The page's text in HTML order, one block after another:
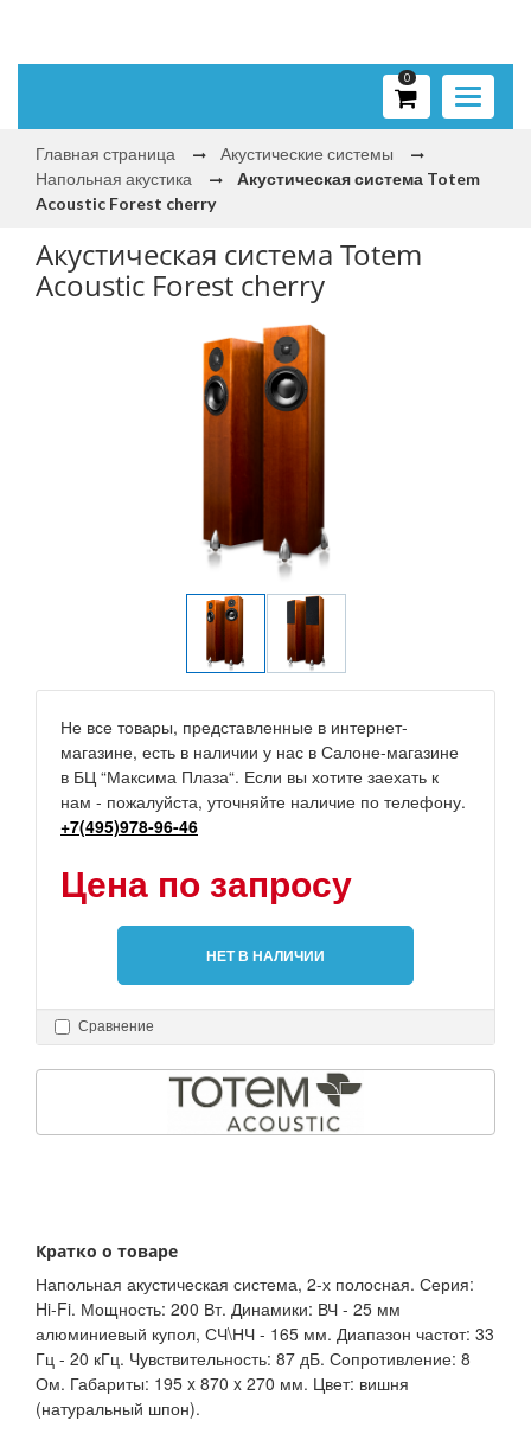
Toggle
0
Главная страница
Акустические системы
Напольная акустика
Акустическая система Totem
Acoustic Forest cherry
Акустическая система Totem
Acoustic Forest cherry
Не все товары, представленные в интернет-
магазине, есть в наличии у нас в Салоне-магазине
в БЦ “Максима Плаза“. Если вы хотите заехать к
нам - пожалуйста, уточняйте наличие по телефону.
+7(495)978-96-46
Цена по запросу
НЕТ В НАЛИЧИИ
Сравнение
Кратко о товаре
Напольная акустическая система, 2-х полосная. Серия:
Hi-Fi. Мощность: 200 Вт. Динамики: ВЧ - 25 мм
алюминиевый купол, СЧ\НЧ - 165 мм. Диапазон частот: 33
Гц - 20 кГц. Чувствительность: 87 дБ. Сопротивление: 8
Ом. Габариты: 195 x 870 x 270 мм. Цвет: вишня
(натуральный шпон).